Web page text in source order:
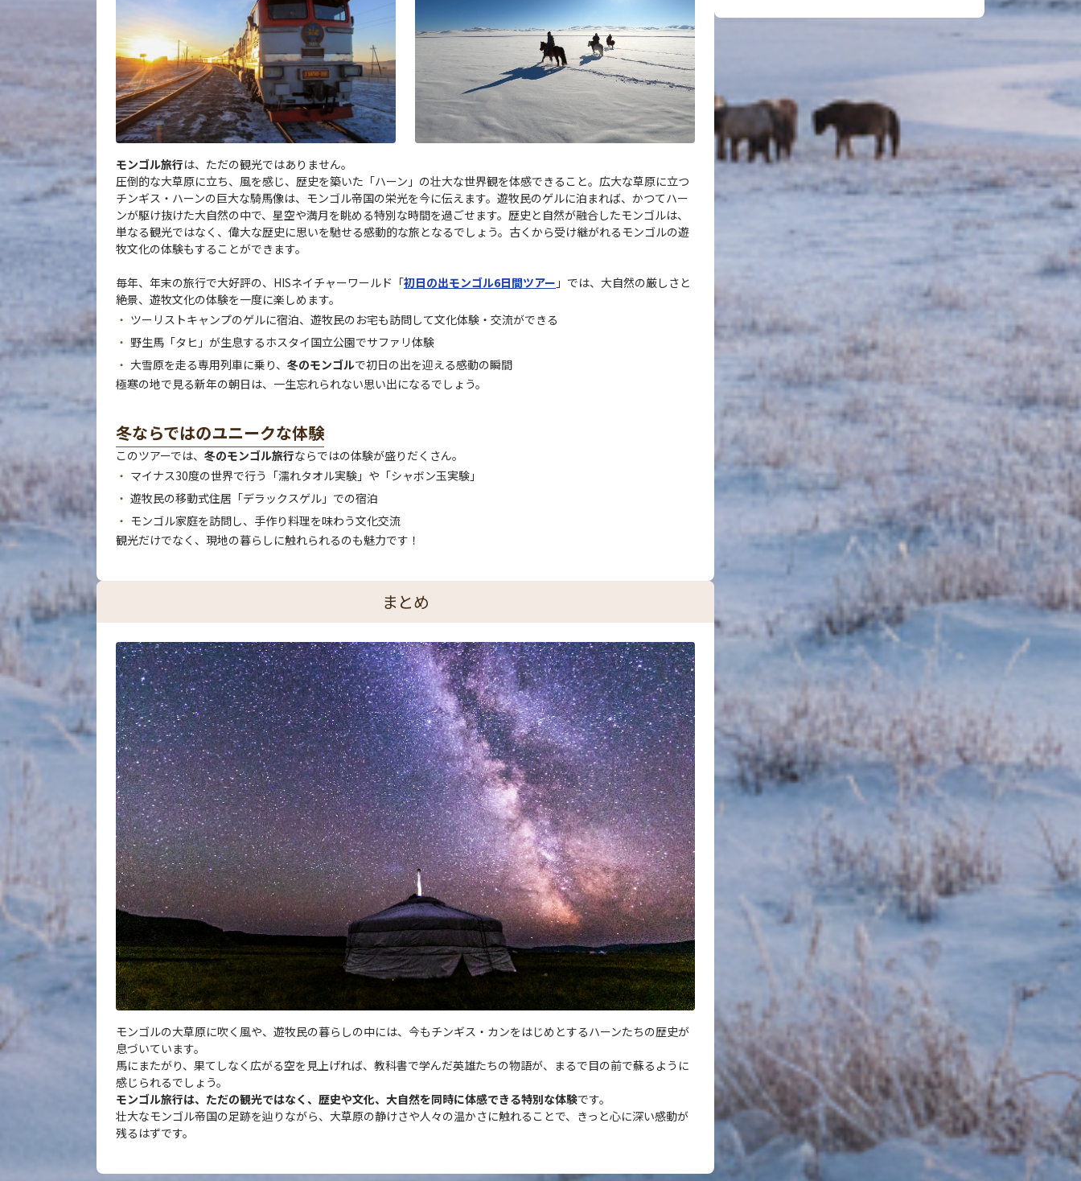
モンゴル旅行は、ただの観光ではありません。
圧倒的な大草原に立ち、風を感じ、歴史を築いた「ハーン」の壮大な世界観を体感できること。広大な草原に立つ
チンギス・ハーンの巨大な騎馬像は、モンゴル帝国の栄光を今に伝えます。遊牧民のゲルに泊まれば、かつてハー
ンが駆け抜けた大自然の中で、星空や満月を眺める特別な時間を過ごせます。歴史と自然が融合したモンゴルは、
単なる観光ではなく、偉大な歴史に思いを馳せる感動的な旅となるでしょう。古くから受け継がれるモンゴルの遊
牧文化の体験もすることができます。
毎年、年末の旅行で大好評の、HISネイチャーワールド「初日の出モンゴル6日間ツアー 」では、大自然の厳しさと
絶景、遊牧文化の体験を一度に楽しめます。
ツーリストキャンプのゲルに宿泊、遊牧民のお宅も訪問して文化体験・交流ができる
野生馬「タヒ」が生息するホスタイ国立公園でサファリ体験
大雪原を走る専用列車に乗り、 冬のモンゴルで初日の出を迎える感動の瞬間
極寒の地で見る新年の朝日は、一生忘れられない思い出になるでしょう。
冬ならではのユニークな体験
このツアーでは、 冬のモンゴル旅行ならではの体験が盛りだくさん。
マイナス30度の世界で行う「濡れタオル実験」や「シャボン玉実験」
遊牧民の移動式住居「デラックスゲル」での宿泊
モンゴル家庭を訪問し、手作り料理を味わう文化交流
観光だけでなく、現地の暮らしに触れられるのも魅力です！
まとめ
モンゴルの大草原に吹く風や、遊牧民の暮らしの中には、今もチンギス・カンをはじめとするハーンたちの歴史が
息づいています。
馬にまたがり、果てしなく広がる空を見上げれば、教科書で学んだ英雄たちの物語が、まるで目の前で蘇るように
感じられるでしょう。
モンゴル旅行は、ただの観光ではなく、歴史や文化、大自然を同時に体感できる特別な体験です。
壮大なモンゴル帝国の足跡を辿りながら、大草原の静けさや人々の温かさに触れることで、きっと心に深い感動が
残るはずです。
が弱めなので、ボディーシートがあ
ると良い。ゲル内照明が太陽光電源
の為弱い時用にミニライト等がある
と便利。
ポットにお湯を用意して下さるの
で、ゲル内でお茶飲めます。